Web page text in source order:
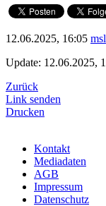
12.06.2025, 16:05 msl
Update: 12.06.2025,
Zurück
Link senden
Drucken
Kontakt
Mediadaten
AGB
Impressum
Datenschutz